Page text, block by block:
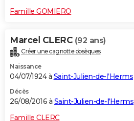
Famille GOMIERO
Marcel CLERC (92 ans)
Créer une cagnotte obsèques
Naissance
04/07/1924 à Saint-Julien-de-l'Herms
Décès
26/08/2016 à Saint-Julien-de-l'Herms
Famille CLERC